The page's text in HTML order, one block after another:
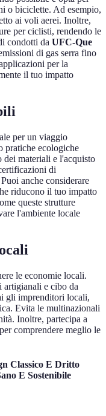
o biciclette. Ad esempio,
ai voli aerei. Inoltre,
per ciclisti, rendendo le
condotti da UFC-Que
di gas serra fino
per la
il tuo impatto
per un viaggio
pratiche ecologiche
materiali e l'acquisto
di
Puoi anche considerare
riducono il tuo impatto
queste strutture
l'ambiente locale
le economie locali.
artigianali e cibo da
gli imprenditori locali,
Evita le multinazionali
Inoltre, partecipa a
comprendere meglio le
Classico E Dritto
E Sostenibile